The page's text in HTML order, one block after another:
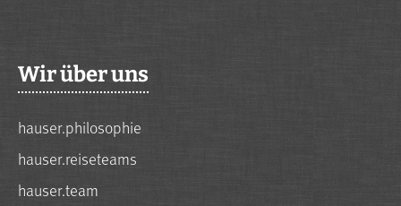
Wir über uns
hauser.philosophie
hauser.reiseteams
hauser.team